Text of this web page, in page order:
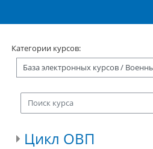
Категории курсов:
Поиск курса
Цикл ОВП